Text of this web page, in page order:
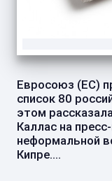
Евросоюз (ЕС)
список 80
этом
Каллас на
неформальной
Кипре....